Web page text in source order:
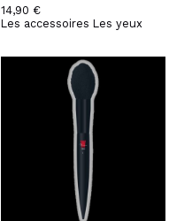
14,90 €
Les accessoires Les yeux